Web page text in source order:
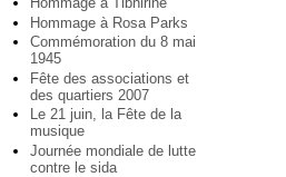
Hommage à Rosa Parks
Commémoration du 8 mai
1945
Fête des associations et
des quartiers 2007
Le 21 juin, la Fête de la
musique
Journée mondiale de lutte
contre le sida